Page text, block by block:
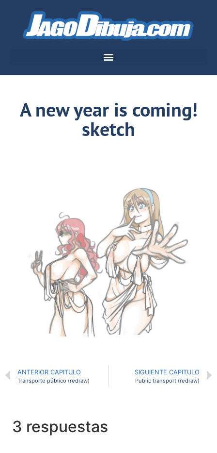
A new year is coming!
sketch
ANTERIOR CAPITULO
Transporte público (redraw)
SIGUIENTE CAPITULO
Public transport (redraw)
3 respuestas